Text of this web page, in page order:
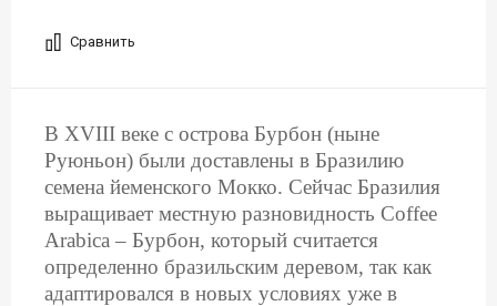
Сравнить
В XVIII веке с острова Бурбон (ныне
Руюньон) были доставлены в Бразилию
семена йеменского Мокко. Сейчас Бразилия
выращивает местную разновидность Coffee
Arabica – Бурбон, который считается
определенно бразильским деревом, так как
адаптировался в новых условиях уже в